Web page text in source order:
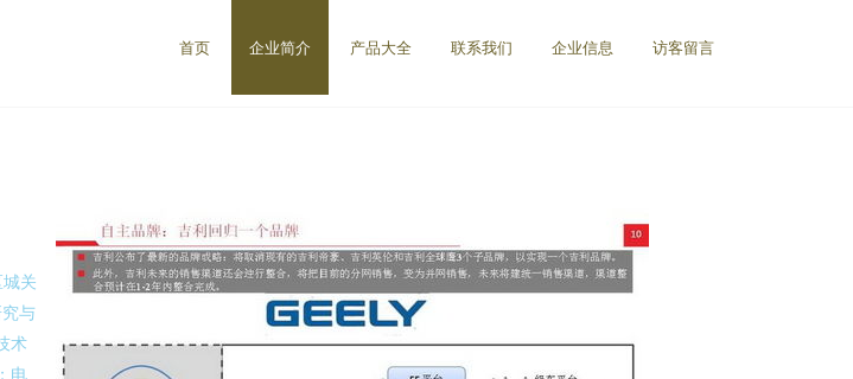
首页 企业简介 产品大全 联系我们 企业信息 访客留言
关
与
术
电